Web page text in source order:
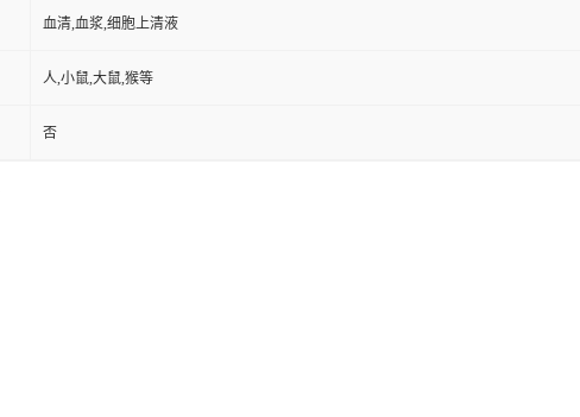
血清,血浆,细胞上清液
人,小鼠,大鼠,猴等
否